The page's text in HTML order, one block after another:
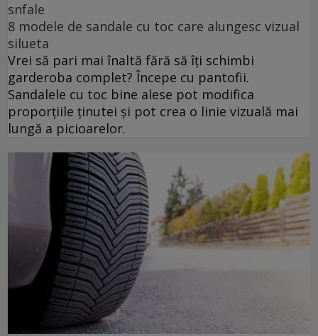
snfale
8 modele de sandale cu toc care alungesc vizual
silueta
Vrei să pari mai înaltă fără să îți schimbi
garderoba complet? Începe cu pantofii.
Sandalele cu toc bine alese pot modifica
proporțiile ținutei și pot crea o linie vizuală mai
lungă a picioarelor.